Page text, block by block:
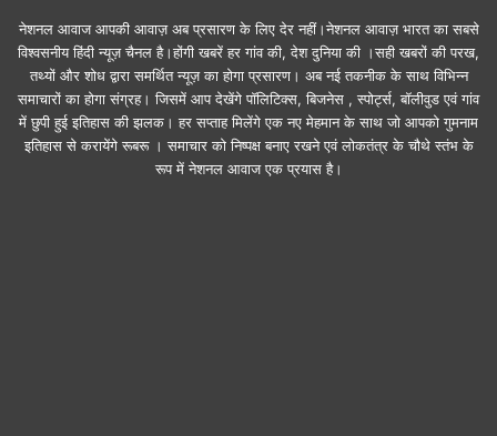
नेशनल आवाज आपकी आवाज़ अब प्रसारण के लिए देर नहीं।नेशनल आवाज़ भारत का सबसे
विश्वसनीय हिंदी न्यूज़ चैनल है।होंगी खबरें हर गांव की, देश दुनिया की ।सही खबरों की परख,
तथ्यों और शोध द्वारा समर्थित न्यूज़ का होगा प्रसारण। अब नई तकनीक के साथ विभिन्न
समाचारों का होगा संग्रह। जिसमें आप देखेंगे पॉलिटिक्स, बिजनेस , स्पोर्ट्स, बॉलीवुड एवं गांव
में छुपी हुई इतिहास की झलक। हर सप्ताह मिलेंगे एक नए मेहमान के साथ जो आपको गुमनाम
इतिहास से करायेंगे रूबरू । समाचार को निष्पक्ष बनाए रखने एवं लोकतंत्र के चौथे स्तंभ के
रूप में नेशनल आवाज एक प्रयास है।